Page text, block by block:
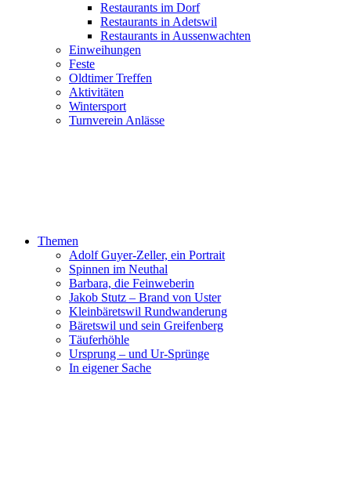
Restaurants im Dorf
Restaurants in Adetswil
Restaurants in Aussenwachten
Einweihungen
Feste
Oldtimer Treffen
Aktivitäten
Wintersport
Turnverein Anlässe
Themen
Adolf Guyer-Zeller, ein Portrait
Spinnen im Neuthal
Barbara, die Feinweberin
Jakob Stutz – Brand von Uster
Kleinbäretswil Rundwanderung
Bäretswil und sein Greifenberg
Täuferhöhle
Ursprung – und Ur-Sprünge
In eigener Sache